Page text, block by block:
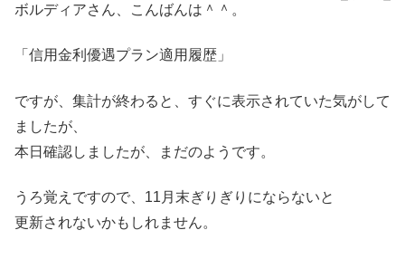
ボルディアさん、こんばんは＾＾。
「信用金利優遇プラン適用履歴」
ですが、集計が終わると、すぐに表示されていた気がして
ましたが、
本日確認しましたが、まだのようです。
うろ覚えですので、11月末ぎりぎりにならないと
更新されないかもしれません。